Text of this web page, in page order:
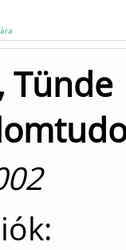
Tünde